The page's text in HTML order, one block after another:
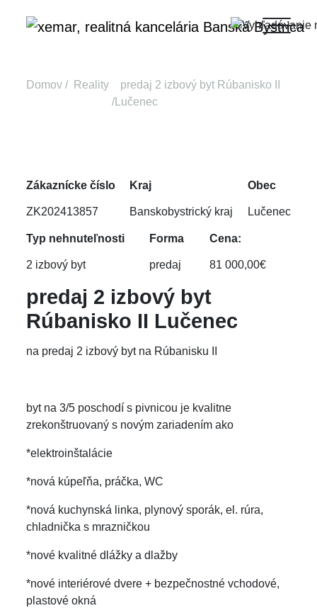
Domov Reality
predaj 2 izbový byt Rúbanisko II
Lučenec
Zákaznícke číslo
ZK202413857
Kraj
Banskobystrický kraj
Obec
Lučenec
Typ nehnuteľnosti
2 izbový byt
Forma
predaj
Cena:
81 000,00€
predaj 2 izbový byt
Rúbanisko II Lučenec
na predaj 2 izbový byt na Rúbanisku II
byt na 3/5 poschodí s pivnicou je kvalitne
zrekonštruovaný s novým zariadením ako
*elektroinštalácie
*nová kúpeľňa, práčka, WC
*nová kuchynská linka, plynový sporák, el. rúra,
chladnička s mrazničkou
*nové kvalitné dlážky a dlažby
*nové interiérové dvere + bezpečnostné vchodové,
plastové okná